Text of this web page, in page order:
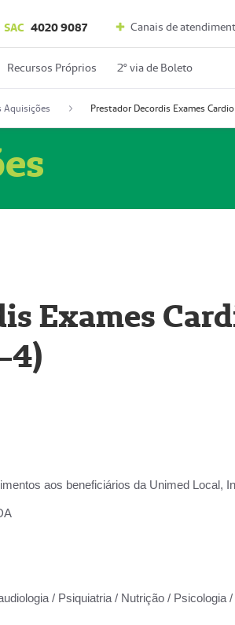
SAC 4020 9087 Canais de
Recursos Próprios 2º via de Boleto
Aquisições
Exames
4)
aos beneficiários da Unimed Local,
/ Psiquiatria / Nutrição / Psicologia